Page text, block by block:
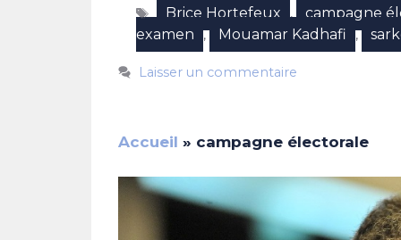
Étiquettes
Brice Hortefeux , campagne
examen
, Mouamar Kadhafi ,
Laisser un commentaire
Accueil » campagne électorale